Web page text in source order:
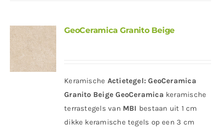
GeoCeramica Granito Beige
Keramische Actietegel: GeoCeramica
Granito Beige GeoCeramica keramische
terrastegels van MBI bestaan uit 1 cm
dikke keramische tegels op een 3 cm